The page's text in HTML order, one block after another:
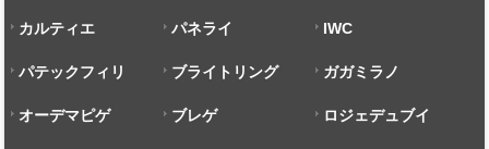
ー
カルティエ パネライ IWC
パテックフィリ
ップ
ブライトリング ガガミラノ
オーデマピゲ ブレゲ ロジェデュブイ